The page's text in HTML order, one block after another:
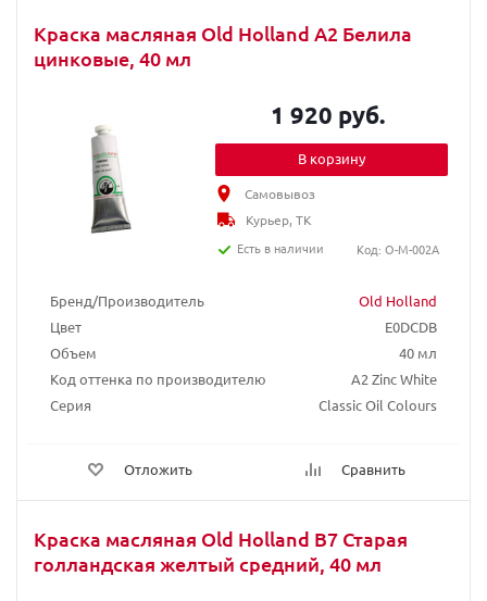
Краска масляная Old Holland A2 Белила
цинковые, 40 мл
Бренд/Производитель
Old Holland
Цвет
E0DCDB
Объем
40 мл
Код оттенка по производителю
A2 Zinc White
Серия
Classic Oil Colours
Отложить Сравнить
1 920 руб.
В корзину
Самовывоз
Курьер, ТК
Есть в наличии
Код: O-M-002A
Краска масляная Old Holland B7 Старая
голландская желтый средний, 40 мл